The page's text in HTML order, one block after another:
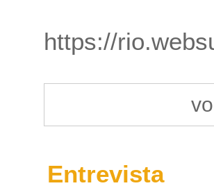
https://
Entrevista